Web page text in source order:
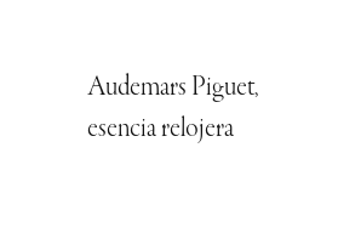
Audemars Piguet,
esencia relojera